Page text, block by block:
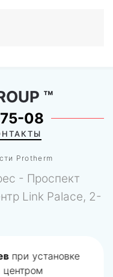
Protherm
™
08
- Проспект
Link Palace, 2-
при установке